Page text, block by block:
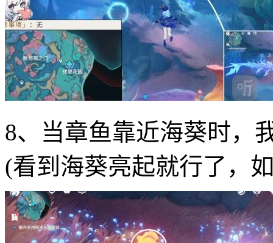
8、当章鱼靠近海葵时，
(看到海葵亮起就行了，